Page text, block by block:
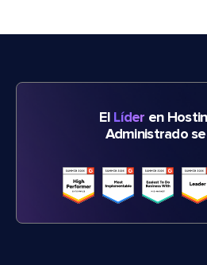
El Líder en
Administrado